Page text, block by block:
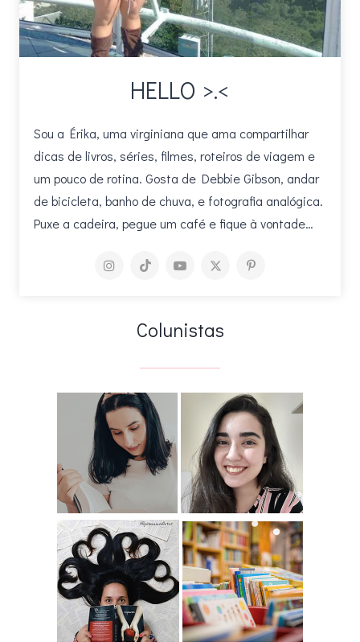
HELLO >.<
Sou a Érika, uma virginiana que ama compartilhar
dicas de livros, séries, filmes, roteiros de viagem e
um pouco de rotina. Gosta de Debbie Gibson, andar
de bicicleta, banho de chuva, e fotografia analógica.
Puxe a cadeira, pegue um café e fique à vontade…
Colunistas